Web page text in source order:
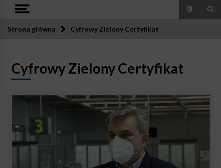
Strona główna Cyfrowy Zielony Certyfikat
Cyfrowy Zielony Certyfikat